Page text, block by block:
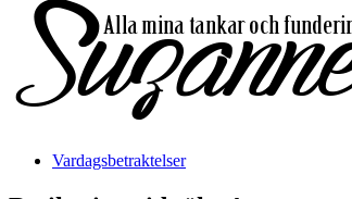
Vardagsbetraktelser